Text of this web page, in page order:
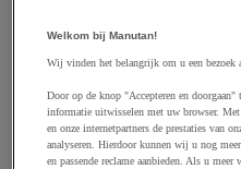
Koffie
Suiker en roerstaafjes
Thee
Water
Zoete koek
Zoetwaren en chocolade
Welkom bij Manutan!
Wij vinden het belangrijk om u een bezoek
Door op de knop "Accepteren en
informatie uitwisselen met uw browser.
en onze internetpartners de prestaties van
analyseren. Hierdoor kunnen wij u nog
en passende reclame aanbieden. Als u